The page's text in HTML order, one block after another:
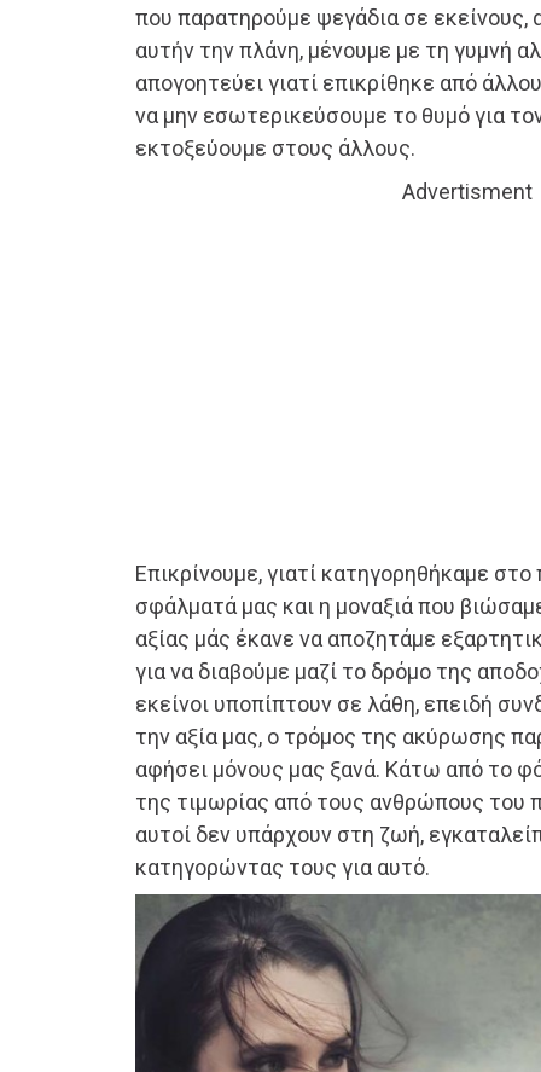
που παρατηρούμε ψεγάδια σε
αυτήν την πλάνη, μένουμε με τη γυμνή
απογοητεύει γιατί επικρίθηκε από
να μην εσωτερικεύσουμε το θυμό για
εκτοξεύουμε στους άλλους.
Advertisment
Επικρίνουμε, γιατί κατηγορηθήκαμε στο
σφάλματά μας και η μοναξιά που
αξίας μάς έκανε να αποζητάμε
για να διαβούμε μαζί το δρόμο της
εκείνοι υποπίπτουν σε λάθη, επειδή
την αξία μας, ο τρόμος της ακύρωσης
αφήσει μόνους μας ξανά. Κάτω από το
της τιμωρίας από τους ανθρώπους του
αυτοί δεν υπάρχουν στη ζωή,
κατηγορώντας τους για αυτό.